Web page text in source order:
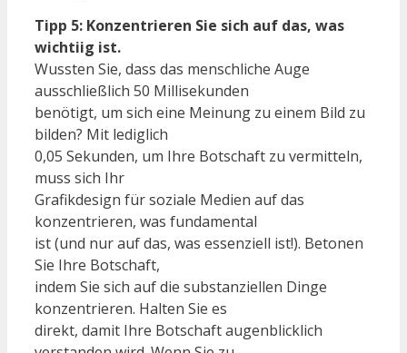
Tipp 5: Konzentrieren Sie sich auf das, was
wichtiig ist.
Wussten Sie, dass das menschliche Auge
ausschließlich 50 Millisekunden
benötigt, um sich eine Meinung zu einem Bild zu
bilden? Mit lediglich
0,05 Sekunden, um Ihre Botschaft zu vermitteln,
muss sich Ihr
Grafikdesign für soziale Medien auf das
konzentrieren, was fundamental
ist (und nur auf das, was essenziell ist!). Betonen
Sie Ihre Botschaft,
indem Sie sich auf die substanziellen Dinge
konzentrieren. Halten Sie es
direkt, damit Ihre Botschaft augenblicklich